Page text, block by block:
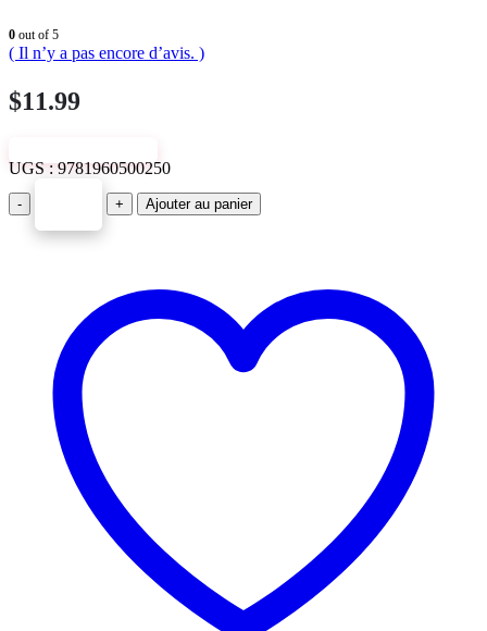
0 out of 5
( Il n’y a pas encore d’avis. )
$11.99
UGS :9781960500250
- + Ajouter au panier